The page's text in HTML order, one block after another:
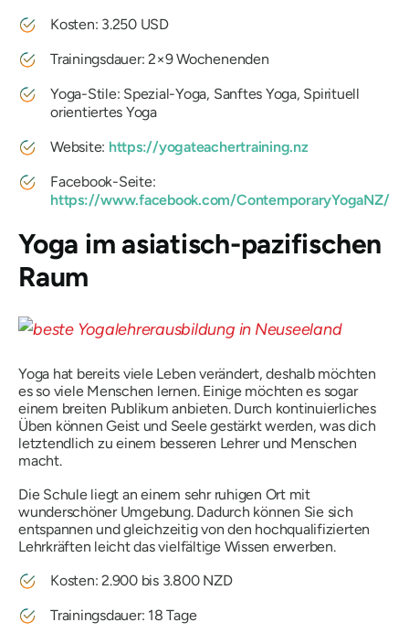
Kosten: 3.250 USD
Trainingsdauer: 2×9 Wochenenden
Yoga-Stile: Spezial-Yoga, Sanftes Yoga, Spirituell
orientiertes Yoga
Website: https://yogateachertraining.nz
Facebook-Seite:
https://www.facebook.com/ContemporaryYogaNZ/
Yoga im asiatisch-pazifischen
Raum
Yoga hat bereits viele Leben verändert, deshalb möchten
es so viele Menschen lernen. Einige möchten es sogar
einem breiten Publikum anbieten. Durch kontinuierliches
Üben können Geist und Seele gestärkt werden, was dich
letztendlich zu einem besseren Lehrer und Menschen
macht.
Die Schule liegt an einem sehr ruhigen Ort mit
wunderschöner Umgebung. Dadurch können Sie sich
entspannen und gleichzeitig von den hochqualifizierten
Lehrkräften leicht das vielfältige Wissen erwerben.
Kosten: 2.900 bis 3.800 NZD
Trainingsdauer: 18 Tage